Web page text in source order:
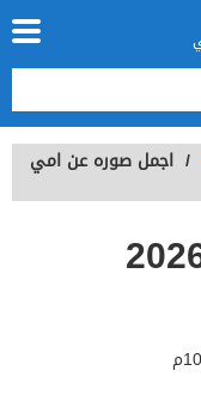
/ اجمل صوره عن امي